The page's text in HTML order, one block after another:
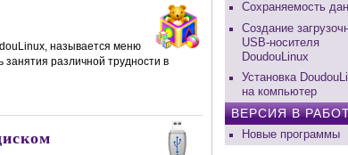
называется меню
различной трудности в
Сохраняемость
Создание
USB-носителя
DoudouLinux
Установка
на компьютер
ВЕРСИЯ В
Новые программы